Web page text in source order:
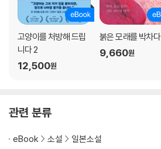
고양이를 처방해 드립
니다 2
12,500원
붉은 모래를 박차다
9,660원
관련 분류
eBook 소설 일본소설